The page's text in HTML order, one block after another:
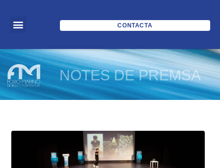
CONTACTA
NOTES DE PREMSA